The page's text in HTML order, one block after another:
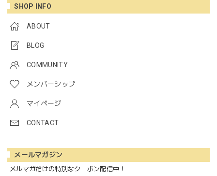
SHOP INFO
ABOUT
BLOG
COMMUNITY
メンバーシップ
マイページ
CONTACT
メールマガジン
メルマガだけの特別なクーポン配信中！